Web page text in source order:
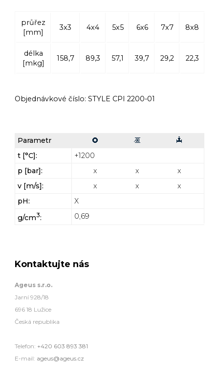
průřez
[mm]
3x3 4x4 5x5 6x6 7x7 8x8
délka
[mkg]
158,7 89,3 57,1 39,7 29,2 22,3
Objednávkové číslo: STYLE CPI 2200-01
Parametr
t [°C]:
+1200
p [bar]:
x x
x
v [m/s]:
x x
x
pH:
x
g/cm3: 0,69
Kontaktujte nás
Ageus s.r.o.
Jarní 928/18
696 18 Lužice
Česká republika
Telefon: +420 603 893 381
E-mail: ageus@ageus.cz